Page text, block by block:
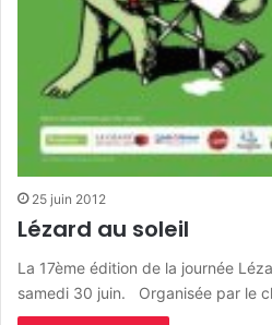
25 juin 2012
Lézard au soleil
La 17ème édition de la journée
samedi 30 juin. Organisée par le